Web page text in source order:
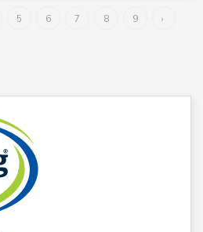
5 6 7 8 9 ›